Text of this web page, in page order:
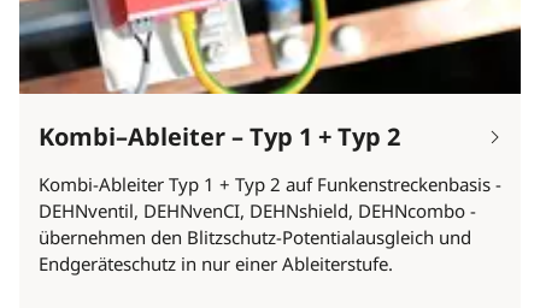
Kombi–Ableiter – Typ 1 + Typ 2
Kombi-Ableiter Typ 1 + Typ 2 auf Funkenstreckenbasis -
DEHNventil, DEHNvenCI, DEHNshield, DEHNcombo -
übernehmen den Blitzschutz-Potentialausgleich und
Endgeräteschutz in nur einer Ableiterstufe.